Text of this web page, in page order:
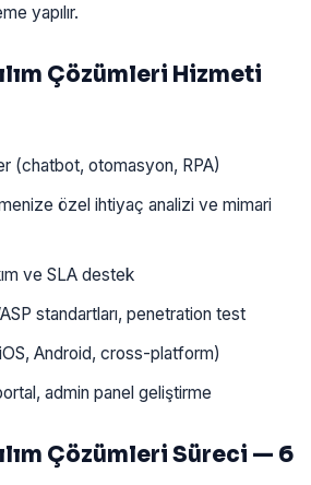
yapılır.
Çözümleri Hizmeti
(chatbot, otomasyon, RPA)
özel ihtiyaç analizi ve mimari
ve SLA destek
standartları, penetration test
Android, cross-platform)
admin panel geliştirme
Çözümleri Süreci — 6